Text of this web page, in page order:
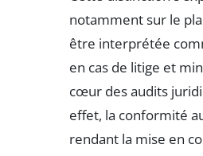
notamment sur le
être interprétée
en cas de litige et
cœur des audits
effet, la conformité
rendant la mise en